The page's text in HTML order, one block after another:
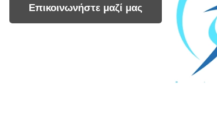
Επικοινωνήστε μαζί μας